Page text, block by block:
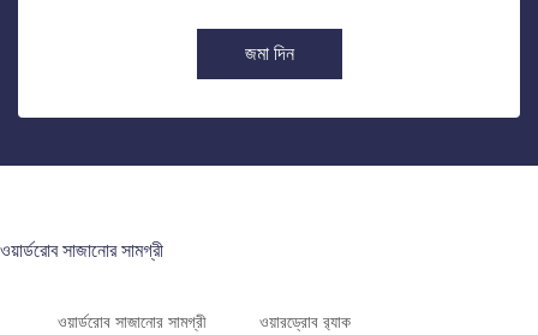
জমা দিন
ওয়ার্ডরোব সাজানোর সামগ্রী
ওয়ার্ডরোব সাজানোর সামগ্রী ওয়ারড্রোব র‍্যাক